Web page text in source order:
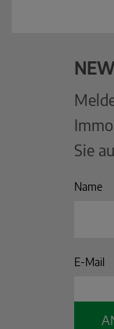
Sie
Name
E-Mail